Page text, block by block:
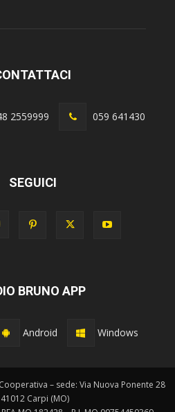
2559999 059 641430
SEGUICI
BRUNO APP
Android Windows
– sede: Via Nuova Ponente 28
Carpi (MO)